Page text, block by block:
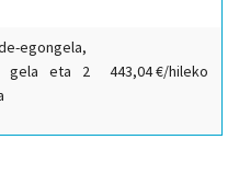
egongela,
gela eta 2
443,04 €/hileko